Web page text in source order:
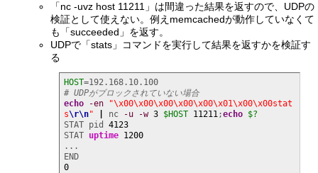
「nc -uvz host 11211」は間違った結果を返すので、UDPの
検証として使えない。例えmemcachedが動作していなくて
も「succeeded」を返す。
UDPで「stats」コマンドを実行して結果を返すかを検証す
る
HOST
=192.168.10.100
# UDPがブロックされていない場合
echo
-en
"\x00\x00\x00\x00\x00\x01\x00\x00stat
s\r\n" nc -u -w 3 $HOST 11211;echo $?
STAT pid 4123
STAT uptime 1200
...
END
0